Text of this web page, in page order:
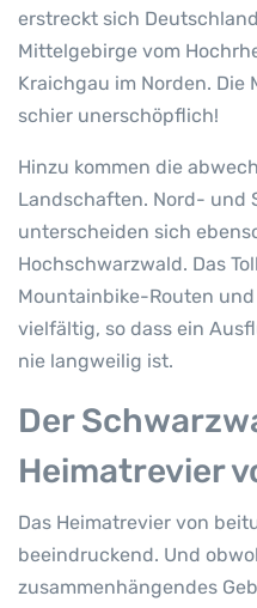
erstreckt sich
Mittelgebirge vom
Kraichgau im Norden. Die
schier unerschöpflich!
Hinzu kommen die
Landschaften. Nord- und
unterscheiden sich
Hochschwarzwald. Das
Mountainbike-Routen
vielfältig, so dass ein
nie langweilig ist.
Der
Heimatrevier
Das Heimatrevier von
beeindruckend. Und
zusammenhängendes